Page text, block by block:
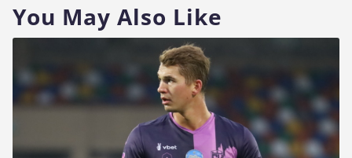
You May Also Like